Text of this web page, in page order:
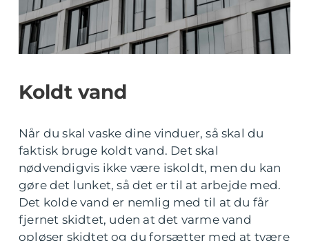
Koldt vand
Når du skal vaske dine vinduer, så skal du
faktisk bruge koldt vand. Det skal
nødvendigvis ikke være iskoldt, men du kan
gøre det lunket, så det er til at arbejde med.
Det kolde vand er nemlig med til at du får
fjernet skidtet, uden at det varme vand
opløser skidtet og du forsætter med at tvære